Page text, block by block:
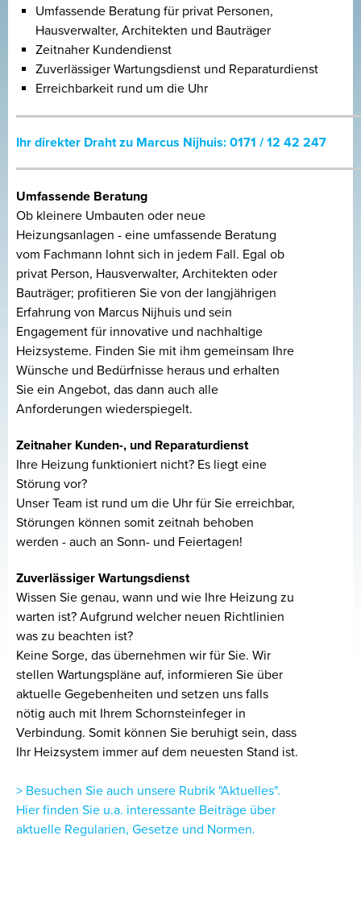
Umfassende Beratung für privat Personen,
Hausverwalter, Architekten und Bauträger
Zeitnaher Kundendienst
Zuverlässiger Wartungsdienst und Reparaturdienst
Erreichbarkeit rund um die Uhr
Ihr direkter Draht zu Marcus Nijhuis: 0171 / 12 42 247
Umfassende Beratung
Ob kleinere Umbauten oder neue
Heizungsanlagen - eine umfassende Beratung
vom Fachmann lohnt sich in jedem Fall. Egal ob
privat Person, Hausverwalter, Architekten oder
Bauträger; profitieren Sie von der langjährigen
Erfahrung von Marcus Nijhuis und sein
Engagement für innovative und nachhaltige
Heizsysteme. Finden Sie mit ihm gemeinsam Ihre
Wünsche und Bedürfnisse heraus und erhalten
Sie ein Angebot, das dann auch alle
Anforderungen wiederspiegelt.
Zeitnaher Kunden-, und Reparaturdienst
Ihre Heizung funktioniert nicht? Es liegt eine
Störung vor?
Unser Team ist rund um die Uhr für Sie erreichbar,
Störungen können somit zeitnah behoben
werden - auch an Sonn- und Feiertagen!
Zuverlässiger Wartungsdienst
Wissen Sie genau, wann und wie Ihre Heizung zu
warten ist? Aufgrund welcher neuen Richtlinien
was zu beachten ist?
Keine Sorge, das übernehmen wir für Sie. Wir
stellen Wartungspläne auf, informieren Sie über
aktuelle Gegebenheiten und setzen uns falls
nötig auch mit Ihrem Schornsteinfeger in
Verbindung. Somit können Sie beruhigt sein, dass
Ihr Heizsystem immer auf dem neuesten Stand ist.
> Besuchen Sie auch unsere Rubrik "Aktuelles".
Hier finden Sie u.a. interessante Beiträge über
aktuelle Regularien, Gesetze und Normen.